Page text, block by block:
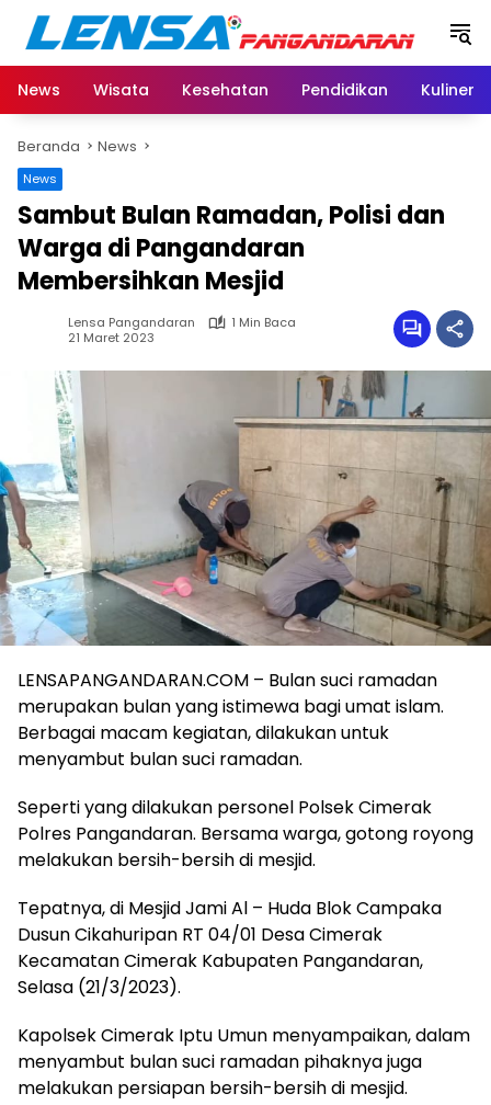
Langsung
konten
News
Wisata Kesehatan Pendidikan Kuliner
Beranda News
News
Sambut Bulan Ramadan, Polisi dan
Warga di Pangandaran
Membersihkan Mesjid
Lensa Pangandaran
1 Min Baca
21 Maret 2023
LENSAPANGANDARAN.COM – Bulan suci ramadan
merupakan bulan yang istimewa bagi umat islam.
Berbagai macam kegiatan, dilakukan untuk
menyambut bulan suci ramadan.
Seperti yang dilakukan personel Polsek Cimerak
Polres Pangandaran. Bersama warga, gotong royong
melakukan bersih-bersih di mesjid.
Tepatnya, di Mesjid Jami Al – Huda Blok Campaka
Dusun Cikahuripan RT 04/01 Desa Cimerak
Kecamatan Cimerak Kabupaten Pangandaran,
Selasa (21/3/2023).
Kapolsek Cimerak Iptu Umun menyampaikan, dalam
menyambut bulan suci ramadan pihaknya juga
melakukan persiapan bersih-bersih di mesjid.